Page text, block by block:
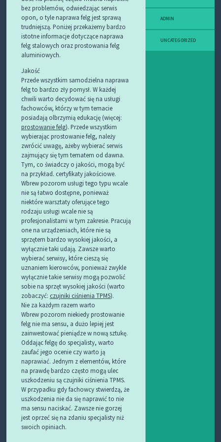
bez problemów, odwiedzając serwis
opon, o tyle naprawa felg jest sprawą
trudniejszą. Poniżej przekażemy bardzo
istotne informacje dotyczące naprawa
felg stalowych oraz prostowania felg
aluminiowych.
Jakość
Przede wszystkim samodzielna naprawa
felg to bardzo zły pomysł. W każdej
chwili warto decydować się na usługi
fachowców, którzy w tym temacie
posiadają olbrzymią edukację (więcej:
prostowanie felg). Przede wszystkim
wybierając prostowanie felg, należy
zwrócić uwagę, ażeby wybierać serwis
zajmujący się tym tematem od dawna.
Tym, co świadczy o jakości, mogą być
na przykład. certyfikaty jakościowe.
Wbrew pozorom usługi tego typu wcale
nie są łatwo dostępne, ponieważ
niektóre warsztaty oferujące tego
rodzaju usługi wcale nie są
profesjonalistami w tym zakresie. Pracują
one na urządzeniach, które nie są
sprzętem bardzo wysokiej jakości, a
wyłącznie taki udają. Zawsze warto
wybierać serwisy, które cieszą się
uznaniem kierowców, ponieważ zwykle
wyłącznie takie serwisy mogą pozwolić
sobie na sprzęt wysokiej jakości (warto
zobaczyć: czujniki ciśnienia TPMS).
Nie za każdym razem warto
Wbrew pozorom niekiedy prostowanie
felg nie ma sensu, a dużo lepiej jest
zainwestować pieniądze w nową sztukę.
Oddając felgę do specjalisty, warto
zaufać jego ocenie czy warto ją
naprawiać. Jednym z elementów, które
na prawdę bardzo często mogą ulec
uszkodzeniu są czujniki ciśnienia TPMS.
W przypadku gdy fachowcy stwierdzą, że
uszkodzenia nie da się naprawić to nie
ma sensu naciskać. Zawsze nie gorzej
jest oprzeć się na zdaniu specjalisty niż
swoich opiniach.
ADMIN
UNCATEGORIZED